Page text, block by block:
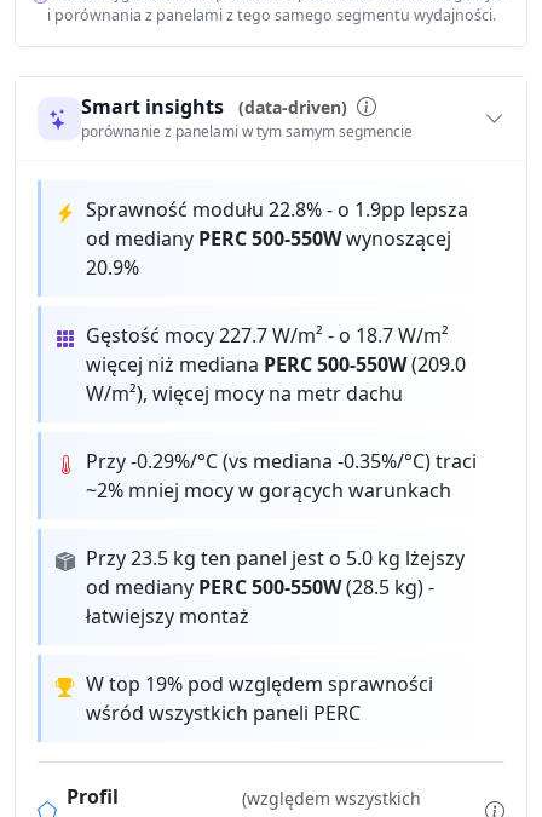
i porównania z panelami z tego samego segmentu wydajności.
Smart insights (data-driven)
porównanie z panelami w tym samym segmencie
Sprawność modułu 22.8% - o 1.9pp lepsza
od mediany PERC 500-550Wwynoszącej
20.9%
Gęstość mocy 227.7 W/m² - o 18.7 W/m²
więcej niż mediana PERC 500-550W(209.0
W/m²), więcej mocy na metr dachu
Przy -0.29%/°C (vs mediana -0.35%/°C) traci
~2% mniej mocy w gorących warunkach
Przy 23.5 kg ten panel jest o 5.0 kg lżejszy
od mediany PERC 500-550W(28.5 kg) -
łatwiejszy montaż
W top 19% pod względem sprawności
wśród wszystkich paneli PERC
Profil
(względem wszystkich